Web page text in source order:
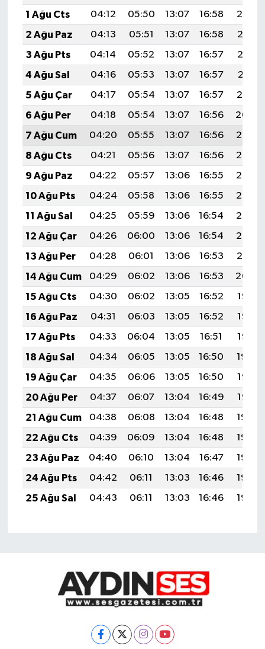
1 Ağu Cts
04:12 05:50 13:07 16:58
20:14
2 Ağu Paz
04:13 05:51 13:07 16:58
20:13
3 Ağu Pts
04:14 05:52 13:07 16:57
20:12
4 Ağu Sal
04:16 05:53 13:07 16:57
20:11
5 Ağu Çar
04:17 05:54 13:07 16:57
20:10
6 Ağu Per
04:18 05:54 13:07 16:56
20:09
7 Ağu Cum
04:20 05:55 13:07 16:56
20:08
8 Ağu Cts
04:21 05:56 13:07 16:56
20:07
9 Ağu Paz
04:22 05:57 13:06 16:55
20:06
10 Ağu Pts
04:24 05:58 13:06 16:55
20:05
11 Ağu Sal
04:25 05:59 13:06 16:54
20:03
12 Ağu Çar
04:26 06:00 13:06 16:54
20:02
13 Ağu Per
04:28 06:01 13:06 16:53
20:01
14 Ağu Cum
04:29 06:02 13:06 16:53
20:00
15 Ağu Cts
04:30 06:02 13:05 16:52
19:58
16 Ağu Paz
04:31 06:03 13:05 16:52
19:57
17 Ağu Pts
04:33 06:04 13:05 16:51
19:56
18 Ağu Sal
04:34 06:05 13:05 16:50
19:54
19 Ağu Çar
04:35 06:06 13:05 16:50
19:53
20 Ağu Per
04:37 06:07 13:04 16:49
19:52
21 Ağu Cum
04:38 06:08 13:04 16:48
19:50
22 Ağu Cts
04:39 06:09 13:04 16:48
19:49
23 Ağu Paz
04:40 06:10 13:04 16:47
19:48
24 Ağu Pts
04:42 06:11 13:03 16:46
19:46
25 Ağu Sal
04:43 06:11 13:03 16:46 19:45